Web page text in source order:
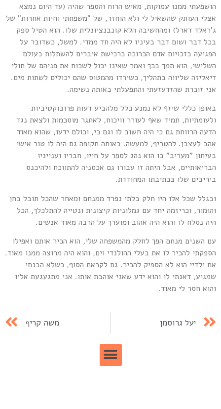
ממנו עמוקות, מאיש הרוח והספר שהיה (עד היום נמצא
העותק שהשאיל לי ולא הוחזר, של "משפחתי וחיות אחרות" של
דארל) ומהחשיבה הלא קונבנציונלית שלו. הוא הטיל ספק
דבר ושום דבר בעיניו לא היה חד ממדי. למשל, כשדובר על
בזכויות אדם הכרוכה ברכישת איברים להשתלות בעולם
הוא תמך בכך ואמר שאינו יכול לשכוח את פניהם של חולי
שליווה בתהליך, כשירדו מהמטוס שהם יכולים לשתות מים.
זוכרת שהזדעזעתי והתפעלתי באותה נשימה.
כללי שיזף לא נמנע כלל מלהביע דעות פרובוקטיביות
תמיד שאף לעורר וויכוח, לאתגר מוסכמות ולצאת נגד
הרווחת גם כי היה חשוב לו וגם כי, וכולם ידעו, שהוא מאוד
לעצבן. להטריף, למעשה. באותה תקופה גם היה לו טור אישי
"מעריב" בו הוא נהג לספר על חייו, חבריו וענייניו
אבל היתה זו עבורו גם אכסניה להתווכח ולהיכנס
שלו בכתיבתו המחודדת.
שכל אלו היו חלק בלתי נפרד ממנחם ומאחר שהכל תובל בחן
וכריזמה יחד עם גמלוניות קיצונית ונטייה להתלכלך, הכל
נסלח לו והוא היה אהוב ומוערך על הרבה מאוד אנשים.
השנים מנחם הפך לחלק מהמשפחה שלי, הוא הכיר אותם ואפילו
להכיר לו את בעלי ההולנדי וים, והוא היה מרוצה ממנו מאוד.
ילדיי הוא לא הספיק להכיר. גם לקראת הסוף, כשלא הבנתי
דאגתי לו והוא ידע שאני אוהבת אותו. אני מתגעגעת אליו
חסר לי מאוד.
יעל גרוסמן משה קריף